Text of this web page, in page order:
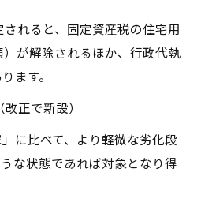
れると、固定資産税の住宅用
が解除されるほか、行政代執
ます。
（改正で新設）
に比べて、より軽微な劣化段
な状態であれば対象となり得